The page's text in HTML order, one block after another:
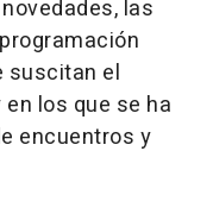
las
suscitan el
los que se ha
encuentros y